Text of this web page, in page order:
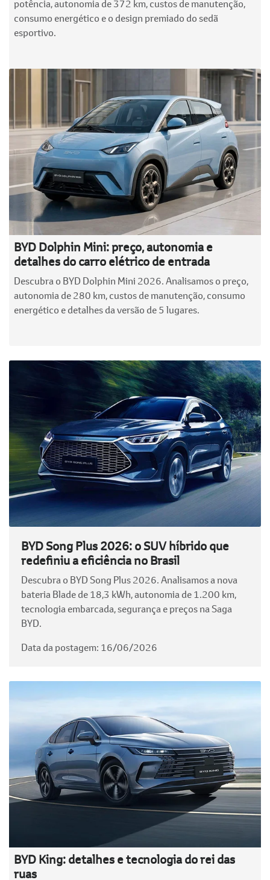
potência, autonomia de 372 km, custos de manutenção,
consumo energético e o design premiado do sedã
esportivo.
BYD Dolphin Mini: preço, autonomia e
detalhes do carro elétrico de entrada
Descubra o BYD Dolphin Mini 2026. Analisamos o preço,
autonomia de 280 km, custos de manutenção, consumo
energético e detalhes da versão de 5 lugares.
BYD Song Plus 2026: o SUV híbrido que
redefiniu a eficiência no Brasil
Descubra o BYD Song Plus 2026. Analisamos a nova
bateria Blade de 18,3 kWh, autonomia de 1.200 km,
tecnologia embarcada, segurança e preços na Saga
BYD.
Data da postagem: 16/06/2026
BYD King: detalhes e tecnologia do rei das
ruas